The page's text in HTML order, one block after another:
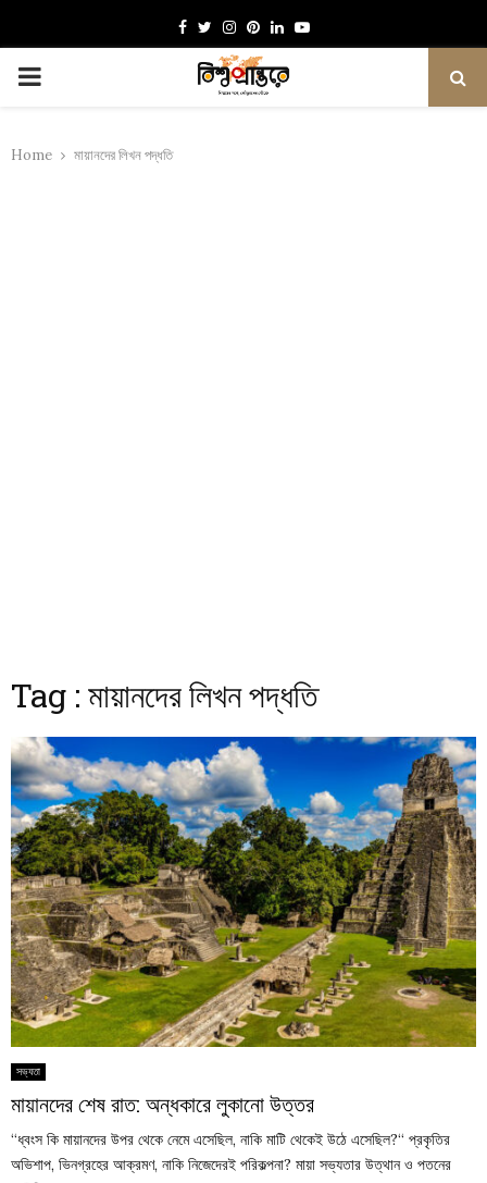
Facebook
TwitterInstagram
Pinterest
LinkedinYoutube
PRIMARY
Home মায়ানদের লিখন পদ্ধতি
Tag : মায়ানদের লিখন পদ্ধতি
সভ্যতা
মায়ানদের শেষ রাত: অন্ধকারে লুকানো উত্তর
“ধ্বংস কি মায়ানদের উপর থেকে নেমে এসেছিল, নাকি মাটি থেকেই উঠে এসেছিল?“ প্রকৃতির
অভিশাপ, ভিনগ্রহের আক্রমণ, নাকি নিজেদেরই পরিকল্পনা? মায়া সভ্যতার উত্থান ও পতনের